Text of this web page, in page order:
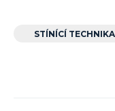
STÍNÍCÍ TECHNIKA